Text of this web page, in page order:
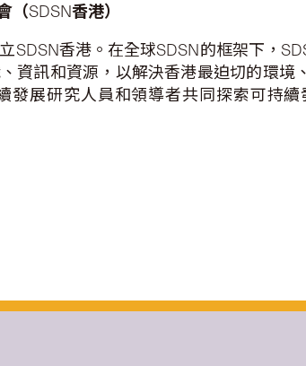
（SDSN香港）
SDSN香港。在全球SDSN的框架下，
資訊和資源，以解決香港最迫切的環
發展研究人員和領導者共同探索可持